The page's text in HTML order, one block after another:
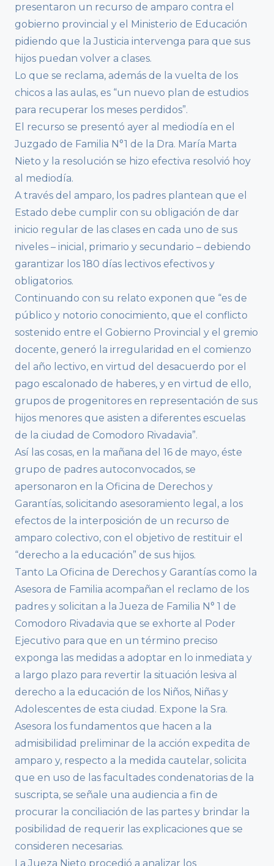
presentaron un recurso de amparo contra el
gobierno provincial y el Ministerio de Educación
pidiendo que la Justicia intervenga para que sus
hijos puedan volver a clases.
Lo que se reclama, además de la vuelta de los
chicos a las aulas, es “un nuevo plan de estudios
para recuperar los meses perdidos”.
El recurso se presentó ayer al mediodía en el
Juzgado de Familia N°1 de la Dra. María Marta
Nieto y la resolución se hizo efectiva resolvió hoy
al mediodía.
A través del amparo, los padres plantean que el
Estado debe cumplir con su obligación de dar
inicio regular de las clases en cada uno de sus
niveles – inicial, primario y secundario – debiendo
garantizar los 180 días lectivos efectivos y
obligatorios.
Continuando con su relato exponen que “es de
público y notorio conocimiento, que el conflicto
sostenido entre el Gobierno Provincial y el gremio
docente, generó la irregularidad en el comienzo
del año lectivo, en virtud del desacuerdo por el
pago escalonado de haberes, y en virtud de ello,
grupos de progenitores en representación de sus
hijos menores que asisten a diferentes escuelas
de la ciudad de Comodoro Rivadavia”.
Así las cosas, en la mañana del 16 de mayo, éste
grupo de padres autoconvocados, se
apersonaron en la Oficina de Derechos y
Garantías, solicitando asesoramiento legal, a los
efectos de la interposición de un recurso de
amparo colectivo, con el objetivo de restituir el
“derecho a la educación” de sus hijos.
Tanto La Oficina de Derechos y Garantías como la
Asesora de Familia acompañan el reclamo de los
padres y solicitan a la Jueza de Familia N° 1 de
Comodoro Rivadavia que se exhorte al Poder
Ejecutivo para que en un término preciso
exponga las medidas a adoptar en lo inmediata y
a largo plazo para revertir la situación lesiva al
derecho a la educación de los Niños, Niñas y
Adolescentes de esta ciudad. Expone la Sra.
Asesora los fundamentos que hacen a la
admisibilidad preliminar de la acción expedita de
amparo y, respecto a la medida cautelar, solicita
que en uso de las facultades condenatorias de la
suscripta, se señale una audiencia a fin de
procurar la conciliación de las partes y brindar la
posibilidad de requerir las explicaciones que se
consideren necesarias.
La Jueza Nieto procedió a analizar los